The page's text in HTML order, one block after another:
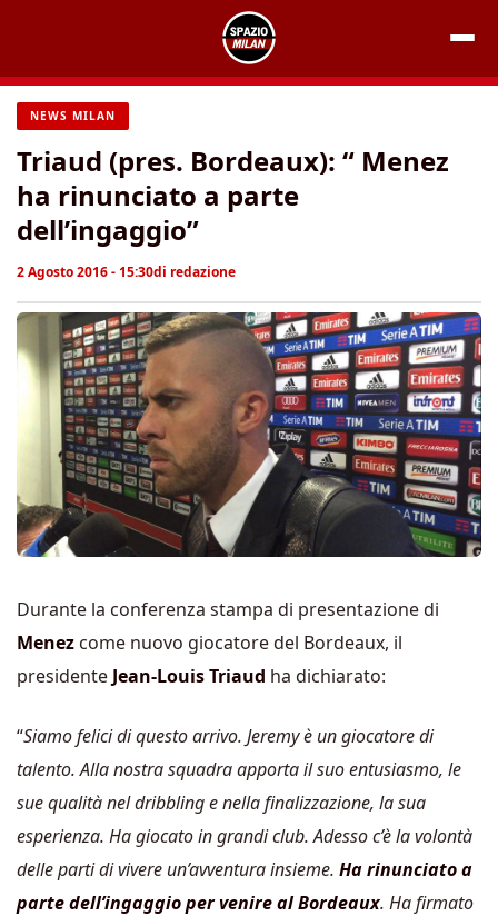
contenuto
NEWS MILAN
Triaud (pres. Bordeaux): “ Menez
ha rinunciato a parte
dell’ingaggio”
2 Agosto 2016 - 15:30di redazione
Durante la conferenza stampa di presentazione di
Menez come nuovo giocatore del Bordeaux, il
presidente Jean-Louis Triaud ha dichiarato:
“Siamo felici di questo arrivo. Jeremy è un giocatore di
talento. Alla nostra squadra apporta il suo entusiasmo, le
sue qualità nel dribbling e nella finalizzazione, la sua
esperienza. Ha giocato in grandi club. Adesso c’è la volontà
delle parti di vivere un’avventura insieme. Ha rinunciato a
parte dell’ingaggio per venire al Bordeaux. Ha firmato